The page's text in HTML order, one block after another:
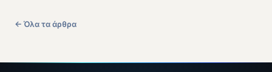
← Όλα τα άρθρα